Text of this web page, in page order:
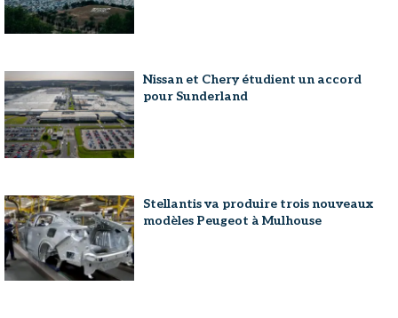
Nissan et Chery étudient un accord
pour Sunderland
Stellantis va produire trois nouveaux
modèles Peugeot à Mulhouse